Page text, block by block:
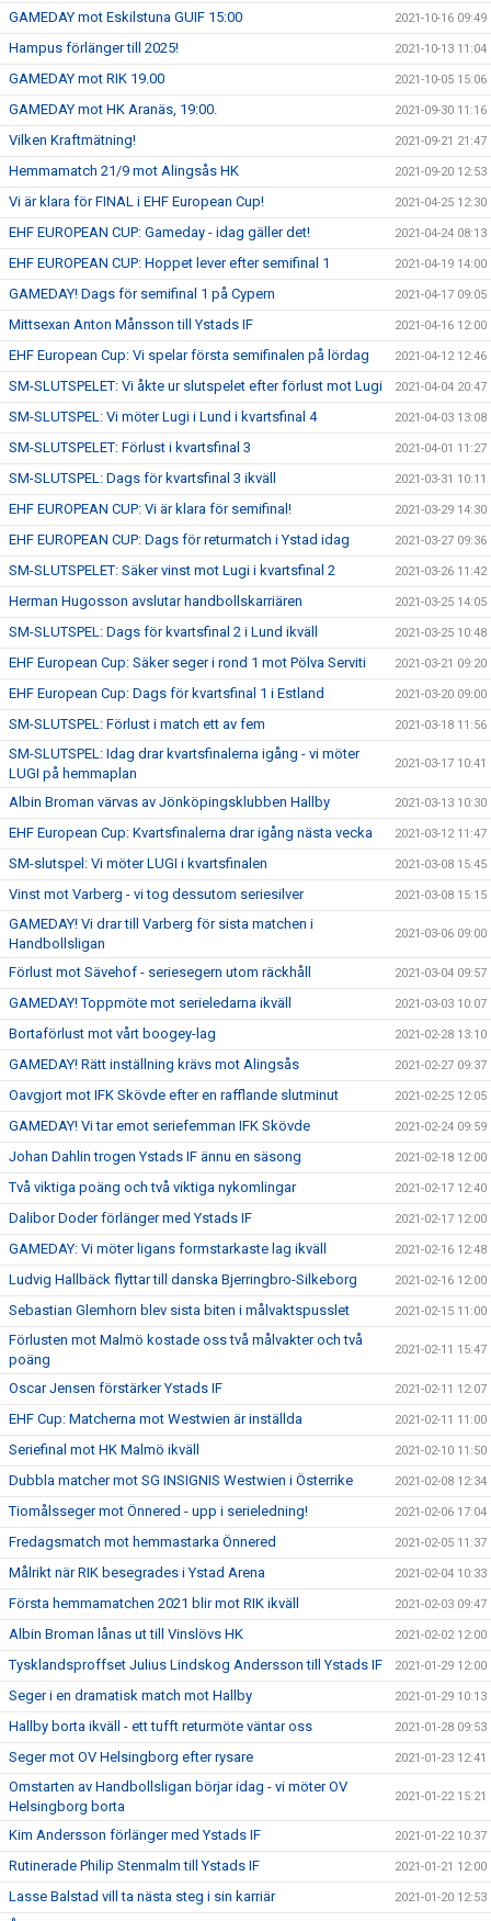
GAMEDAY mot Eskilstuna GUIF 15:00 2021-10-16 09:49
Hampus förlänger till 2025! 2021-10-13 11:04
GAMEDAY mot RIK 19.00 2021-10-05 15:06
GAMEDAY mot HK Aranäs, 19:00. 2021-09-30 11:16
Vilken Kraftmätning! 2021-09-21 21:47
Hemmamatch 21/9 mot Alingsås HK 2021-09-20 12:53
Vi är klara för FINAL i EHF European Cup! 2021-04-25 12:30
EHF EUROPEAN CUP: Gameday - idag gäller det! 2021-04-24 08:13
EHF EUROPEAN CUP: Hoppet lever efter semifinal 1 2021-04-19 14:00
GAMEDAY! Dags för semifinal 1 på Cypern 2021-04-17 09:05
Mittsexan Anton Månsson till Ystads IF 2021-04-16 12:00
EHF European Cup: Vi spelar första semifinalen på lördag 2021-04-12 12:46
SM-SLUTSPELET: Vi åkte ur slutspelet efter förlust mot Lugi 2021-04-04 20:47
SM-SLUTSPEL: Vi möter Lugi i Lund i kvartsfinal 4 2021-04-03 13:08
SM-SLUTSPELET: Förlust i kvartsfinal 3 2021-04-01 11:27
SM-SLUTSPEL: Dags för kvartsfinal 3 ikväll 2021-03-31 10:11
EHF EUROPEAN CUP: Vi är klara för semifinal! 2021-03-29 14:30
EHF EUROPEAN CUP: Dags för returmatch i Ystad idag 2021-03-27 09:36
SM-SLUTSPELET: Säker vinst mot Lugi i kvartsfinal 2 2021-03-26 11:42
Herman Hugosson avslutar handbollskarriären 2021-03-25 14:05
SM-SLUTSPEL: Dags för kvartsfinal 2 i Lund ikväll 2021-03-25 10:48
EHF European Cup: Säker seger i rond 1 mot Pölva Serviti 2021-03-21 09:20
EHF European Cup: Dags för kvartsfinal 1 i Estland 2021-03-20 09:00
SM-SLUTSPEL: Förlust i match ett av fem 2021-03-18 11:56
SM-SLUTSPEL: Idag drar kvartsfinalerna igång - vi möter
LUGI på hemmaplan
2021-03-17 10:41
Albin Broman värvas av Jönköpingsklubben Hallby 2021-03-13 10:30
EHF European Cup: Kvartsfinalerna drar igång nästa vecka 2021-03-12 11:47
SM-slutspel: Vi möter LUGI i kvartsfinalen 2021-03-08 15:45
Vinst mot Varberg - vi tog dessutom seriesilver 2021-03-08 15:15
GAMEDAY! Vi drar till Varberg för sista matchen i
Handbollsligan
2021-03-06 09:00
Förlust mot Sävehof - seriesegern utom räckhåll 2021-03-04 09:57
GAMEDAY! Toppmöte mot serieledarna ikväll 2021-03-03 10:07
Bortaförlust mot vårt boogey-lag 2021-02-28 13:10
GAMEDAY! Rätt inställning krävs mot Alingsås 2021-02-27 09:37
Oavgjort mot IFK Skövde efter en rafflande slutminut 2021-02-25 12:05
GAMEDAY! Vi tar emot seriefemman IFK Skövde 2021-02-24 09:59
Johan Dahlin trogen Ystads IF ännu en säsong 2021-02-18 12:00
Två viktiga poäng och två viktiga nykomlingar 2021-02-17 12:40
Dalibor Doder förlänger med Ystads IF 2021-02-17 12:00
GAMEDAY: Vi möter ligans formstarkaste lag ikväll 2021-02-16 12:48
Ludvig Hallbäck flyttar till danska Bjerringbro-Silkeborg 2021-02-16 12:00
Sebastian Glemhorn blev sista biten i målvaktspusslet 2021-02-15 11:00
Förlusten mot Malmö kostade oss två målvakter och två
poäng
2021-02-11 15:47
Oscar Jensen förstärker Ystads IF 2021-02-11 12:07
EHF Cup: Matcherna mot Westwien är inställda 2021-02-11 11:00
Seriefinal mot HK Malmö ikväll 2021-02-10 11:50
Dubbla matcher mot SG INSIGNIS Westwien i Österrike 2021-02-08 12:34
Tiomålsseger mot Önnered - upp i serieledning! 2021-02-06 17:04
Fredagsmatch mot hemmastarka Önnered 2021-02-05 11:37
Målrikt när RIK besegrades i Ystad Arena 2021-02-04 10:33
Första hemmamatchen 2021 blir mot RIK ikväll 2021-02-03 09:47
Albin Broman lånas ut till Vinslövs HK 2021-02-02 12:00
Tysklandsproffset Julius Lindskog Andersson till Ystads IF 2021-01-29 12:00
Seger i en dramatisk match mot Hallby 2021-01-29 10:13
Hallby borta ikväll - ett tufft returmöte väntar oss 2021-01-28 09:53
Seger mot OV Helsingborg efter rysare 2021-01-23 12:41
Omstarten av Handbollsligan börjar idag - vi möter OV
Helsingborg borta
2021-01-22 15:21
Kim Andersson förlänger med Ystads IF 2021-01-22 10:37
Rutinerade Philip Stenmalm till Ystads IF 2021-01-21 12:00
Lasse Balstad vill ta nästa steg i sin karriär 2021-01-20 12:53